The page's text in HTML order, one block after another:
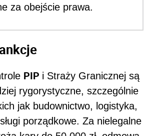
za obejście prawa.
PIP i Straży Granicznej są
rygorystyczne, szczególnie
jak budownictwo, logistyka,
porządkowe. Za nielegalne